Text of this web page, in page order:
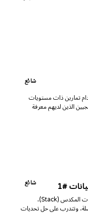
شائع
تمارين ذات مستويات
الذين لديهم معرفة
شائع
في هذا الدورة التدريبية، ستتعرف على هيكل البيانات المكدس (Stack)،
وتتدرب على حل تحديات